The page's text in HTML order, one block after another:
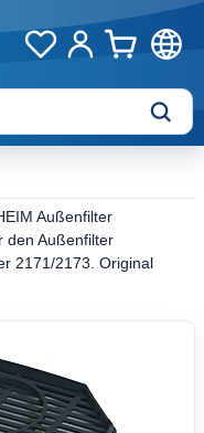
Außenfilter
den Außenfilter
2171/2173. Original